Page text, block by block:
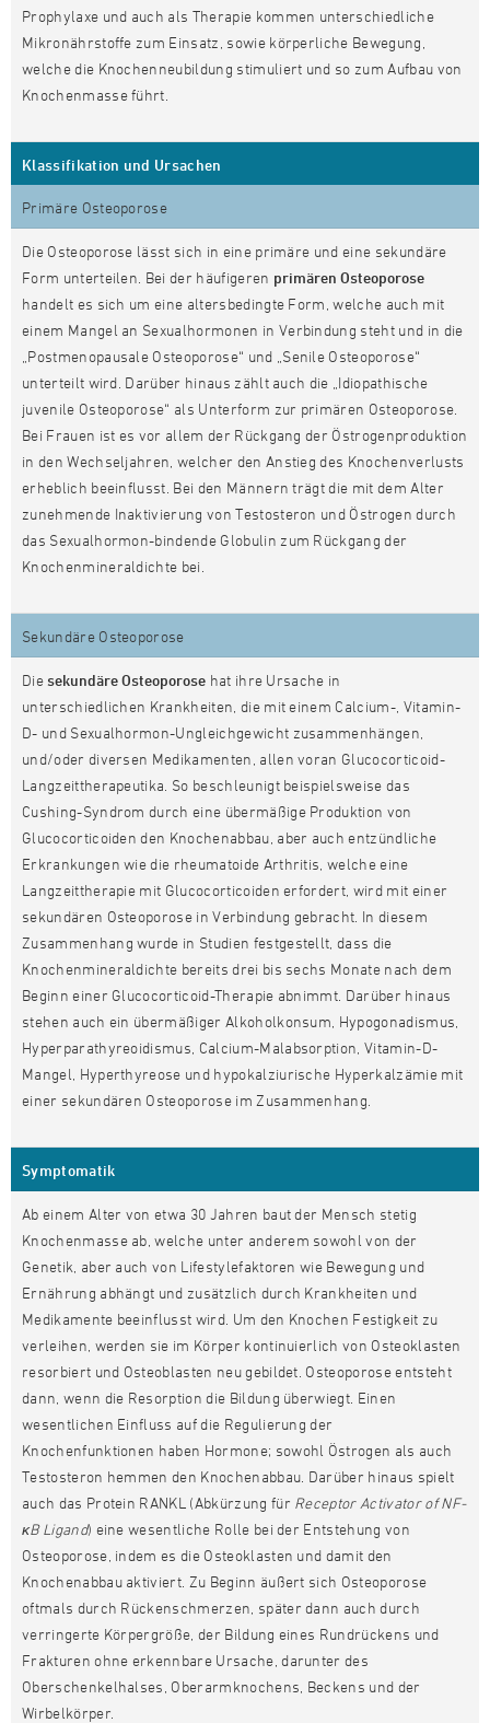
Prophylaxe und auch als Therapie kommen unterschiedliche
Mikronährstoffe zum Einsatz, sowie körperliche Bewegung,
welche die Knochenneubildung stimuliert und so zum Aufbau von
Knochenmasse führt.
Klassifikation und Ursachen
Primäre Osteoporose
Die Osteoporose lässt sich in eine primäre und eine sekundäre
Form unterteilen. Bei der häufigeren primären Osteoporose
handelt es sich um eine altersbedingte Form, welche auch mit
einem Mangel an Sexualhormonen in Verbindung steht und in die
„Postmenopausale Osteoporose“ und „Senile Osteoporose“
unterteilt wird. Darüber hinaus zählt auch die „Idiopathische
juvenile Osteoporose“ als Unterform zur primären Osteoporose.
Bei Frauen ist es vor allem der Rückgang der Östrogenproduktion
in den Wechseljahren, welcher den Anstieg des Knochenverlusts
erheblich beeinflusst. Bei den Männern trägt die mit dem Alter
zunehmende Inaktivierung von Testosteron und Östrogen durch
das Sexualhormon-bindende Globulin zum Rückgang der
Knochenmineraldichte bei.
Sekundäre Osteoporose
Die sekundäre Osteoporose hat ihre Ursache in
unterschiedlichen Krankheiten, die mit einem Calcium-, Vitamin-
D- und Sexualhormon-Ungleichgewicht zusammenhängen,
und/oder diversen Medikamenten, allen voran Glucocorticoid-
Langzeittherapeutika. So beschleunigt beispielsweise das
Cushing-Syndrom durch eine übermäßige Produktion von
Glucocorticoiden den Knochenabbau, aber auch entzündliche
Erkrankungen wie die rheumatoide Arthritis, welche eine
Langzeittherapie mit Glucocorticoiden erfordert, wird mit einer
sekundären Osteoporose in Verbindung gebracht. In diesem
Zusammenhang wurde in Studien festgestellt, dass die
Knochenmineraldichte bereits drei bis sechs Monate nach dem
Beginn einer Glucocorticoid-Therapie abnimmt. Darüber hinaus
stehen auch ein übermäßiger Alkoholkonsum, Hypogonadismus,
Hyperparathyreoidismus, Calcium-Malabsorption, Vitamin-D-
Mangel, Hyperthyreose und hypokalziurische Hyperkalzämie mit
einer sekundären Osteoporose im Zusammenhang.
Symptomatik
Ab einem Alter von etwa 30 Jahren baut der Mensch stetig
Knochenmasse ab, welche unter anderem sowohl von der
Genetik, aber auch von Lifestylefaktoren wie Bewegung und
Ernährung abhängt und zusätzlich durch Krankheiten und
Medikamente beeinflusst wird. Um den Knochen Festigkeit zu
verleihen, werden sie im Körper kontinuierlich von Osteoklasten
resorbiert und Osteoblasten neu gebildet. Osteoporose entsteht
dann, wenn die Resorption die Bildung überwiegt. Einen
wesentlichen Einfluss auf die Regulierung der
Knochenfunktionen haben Hormone; sowohl Östrogen als auch
Testosteron hemmen den Knochenabbau. Darüber hinaus spielt
auch das Protein RANKL (Abkürzung für Receptor Activator of NF-
κB Ligand) eine wesentliche Rolle bei der Entstehung von
Osteoporose, indem es die Osteoklasten und damit den
Knochenabbau aktiviert. Zu Beginn äußert sich Osteoporose
oftmals durch Rückenschmerzen, später dann auch durch
verringerte Körpergröße, der Bildung eines Rundrückens und
Frakturen ohne erkennbare Ursache, darunter des
Oberschenkelhalses, Oberarmknochens, Beckens und der
Wirbelkörper.